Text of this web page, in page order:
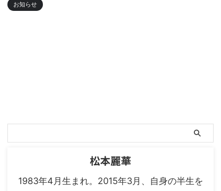
お知らせ
松本麗華
1983年4月生まれ。2015年3月、自身の半生を